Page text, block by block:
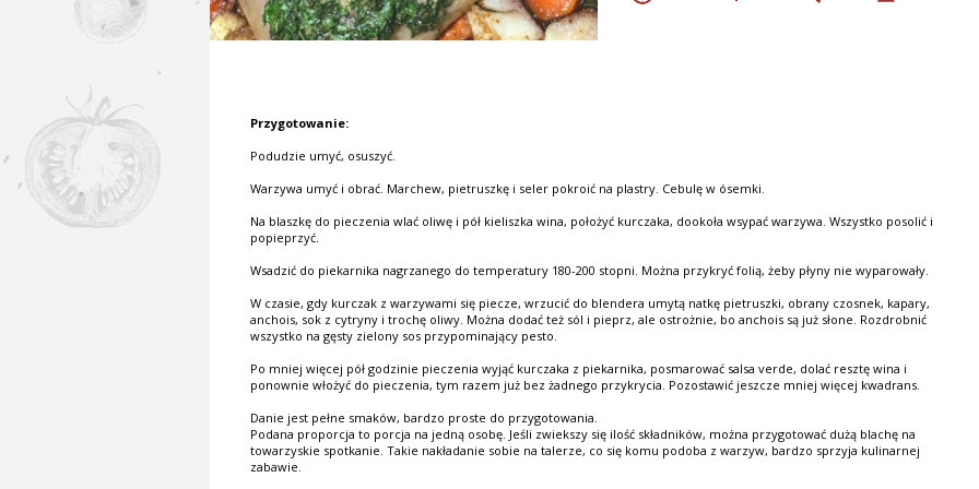
Przygotowanie:
Podudzie umyć, osuszyć.
Warzywa umyć i obrać. Marchew, pietruszkę i seler pokroić na plastry. Cebulę w ósemki.
Na blaszkę do pieczenia wlać oliwę i pół kieliszka wina, położyć kurczaka, dookoła wsypać warzywa. Wszystko posolić i
popieprzyć.
Wsadzić do piekarnika nagrzanego do temperatury 180-200 stopni. Można przykryć folią, żeby płyny nie wyparowały.
W czasie, gdy kurczak z warzywami się piecze, wrzucić do blendera umytą natkę pietruszki, obrany czosnek, kapary,
anchois, sok z cytryny i trochę oliwy. Można dodać też sól i pieprz, ale ostrożnie, bo anchois są już słone. Rozdrobnić
wszystko na gęsty zielony sos przypominający pesto.
Po mniej więcej pół godzinie pieczenia wyjąć kurczaka z piekarnika, posmarować salsa verde, dolać resztę wina i
ponownie włożyć do pieczenia, tym razem już bez żadnego przykrycia. Pozostawić jeszcze mniej więcej kwadrans.
Danie jest pełne smaków, bardzo proste do przygotowania.
Podana proporcja to porcja na jedną osobę. Jeśli zwiekszy się ilość składników, można przygotować dużą blachę na
towarzyskie spotkanie. Takie nakładanie sobie na talerze, co się komu podoba z warzyw, bardzo sprzyja kulinarnej
zabawie.